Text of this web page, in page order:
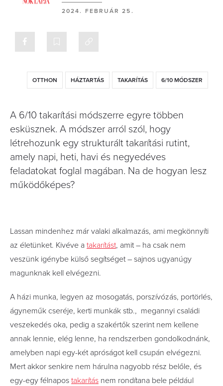
2024. FEBRUÁR 25.
OTTHON HÁZTARTÁS TAKARÍTÁS 6/10 MÓDSZER
A 6/10 takarítási módszerre egyre többen
esküsznek. A módszer arról szól, hogy
létrehozunk egy strukturált takarítási rutint,
amely napi, heti, havi és negyedéves
feladatokat foglal magában. Na de hogyan lesz
működőképes?
Lassan mindenhez már valaki alkalmazás, ami megkönnyíti
az életünket. Kivéve a takarítást, amit – ha csak nem
veszünk igénybe külső segítséget – sajnos ugyanúgy
magunknak kell elvégezni.
A házi munka, legyen az mosogatás, porszívózás, portörlés,
ágyneműk cseréje, kerti munkák stb., megannyi családi
veszekedés oka, pedig a szakértők szerint nem kellene
annak lennie, elég lenne, ha rendszerben gondolkodnánk,
amelyben napi egy-két apróságot kell csupán elvégezni.
Mert akkor senkire nem hárulna nagyobb rész belőle, és
egy-egy félnapos takarítás nem rondítana bele például